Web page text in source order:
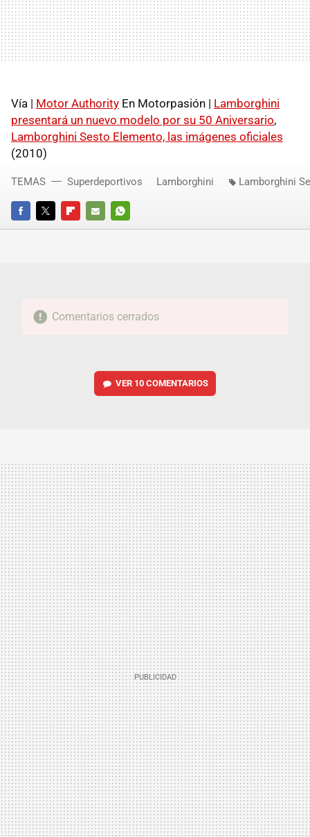
Vía | Motor Authority En Motorpasión | Lamborghini
presentará un nuevo modelo por su 50 Aniversario,
Lamborghini Sesto Elemento, las imágenes oficiales
(2010)
FACEBOOKTWITTERFLIPBOARD
E-
WHATSAPP
TEMAS Superdeportivos Lamborghini Lamborghini
Comentarios cerrados
VER 10 COMENTARIOS